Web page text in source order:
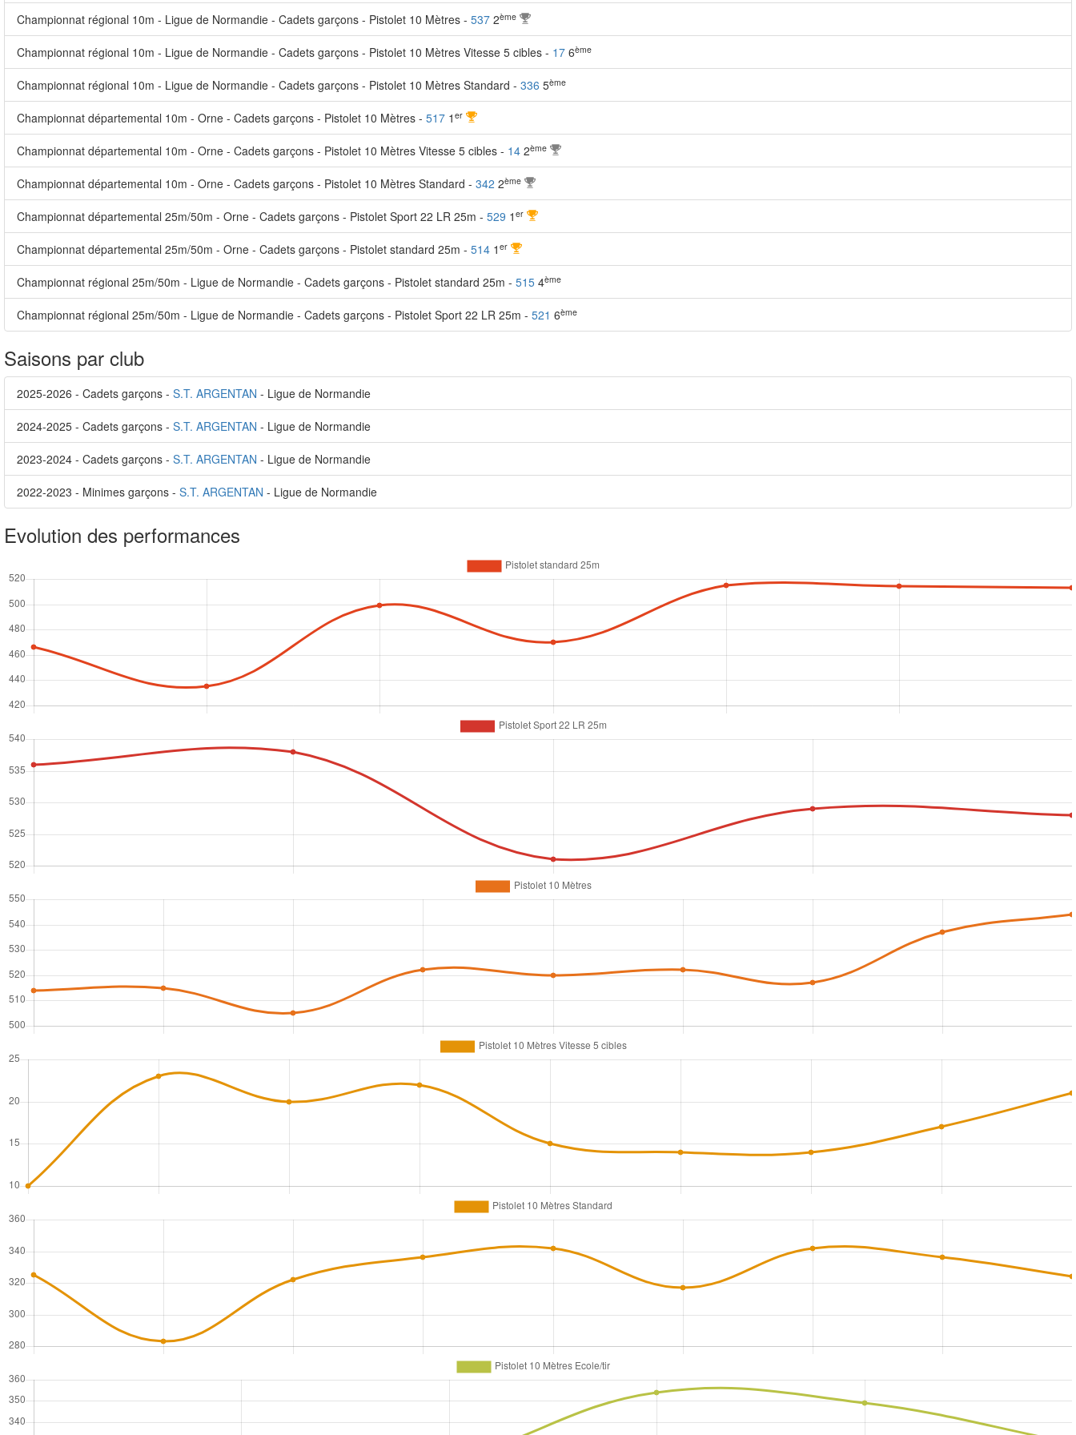
Championnat régional 10m - Ligue de Normandie - Cadets garçons - Pistolet 10 Mètres - 537 2ème
Championnat régional 10m - Ligue de Normandie - Cadets garçons - Pistolet 10 Mètres Vitesse 5 cibles - 17 6ème
Championnat régional 10m - Ligue de Normandie - Cadets garçons - Pistolet 10 Mètres Standard - 336 5ème
Championnat départemental 10m - Orne - Cadets garçons - Pistolet 10 Mètres - 517 1 er
Championnat départemental 10m - Orne - Cadets garçons - Pistolet 10 Mètres Vitesse 5 cibles - 14 2ème
Championnat départemental 10m - Orne - Cadets garçons - Pistolet 10 Mètres Standard - 342 2ème
Championnat départemental 25m/50m - Orne - Cadets garçons - Pistolet Sport 22 LR 25m - 529 1 er
Championnat départemental 25m/50m - Orne - Cadets garçons - Pistolet standard 25m - 514 1 er
Championnat régional 25m/50m - Ligue de Normandie - Cadets garçons - Pistolet standard 25m - 515 4ème
Championnat régional 25m/50m - Ligue de Normandie - Cadets garçons - Pistolet Sport 22 LR 25m - 521 6ème
Saisons par club
2025-2026 - Cadets garçons - S.T. ARGENTAN - Ligue de Normandie
2024-2025 - Cadets garçons - S.T. ARGENTAN - Ligue de Normandie
2023-2024 - Cadets garçons - S.T. ARGENTAN - Ligue de Normandie
2022-2023 - Minimes garçons - S.T. ARGENTAN - Ligue de Normandie
Evolution des performances